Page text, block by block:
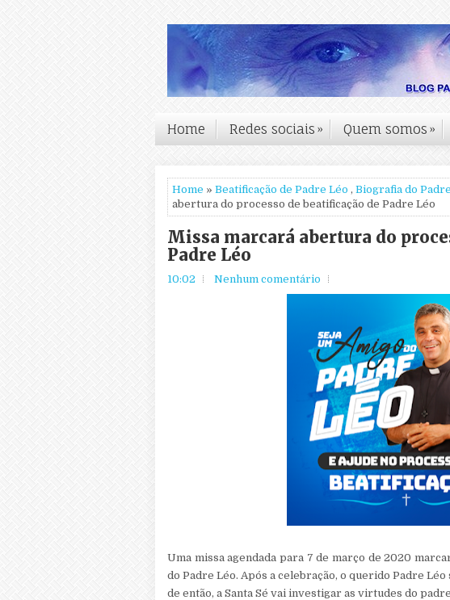
Home Redes sociais » Quem somos »
Home » Beatificação de Padre Léo , Biografia do
abertura do processo de beatificação de Padre Léo
Missa marcará abertura do
Padre Léo
10:02 Nenhum comentário
Uma missa agendada para 7 de março de 2020
do Padre Léo. Após a celebração, o querido Padre
de então, a Santa Sé vai investigar as virtudes do